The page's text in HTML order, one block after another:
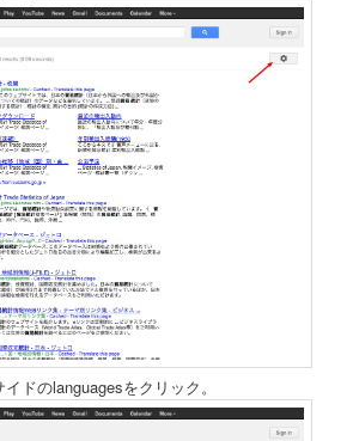
ドのlanguagesをクリック。